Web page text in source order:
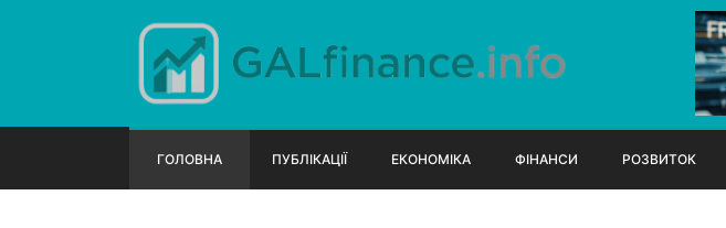
ГОЛОВНА ПУБЛІКАЦІЇ ЕКОНОМІКА ФІНАНСИ РОЗВИТОК